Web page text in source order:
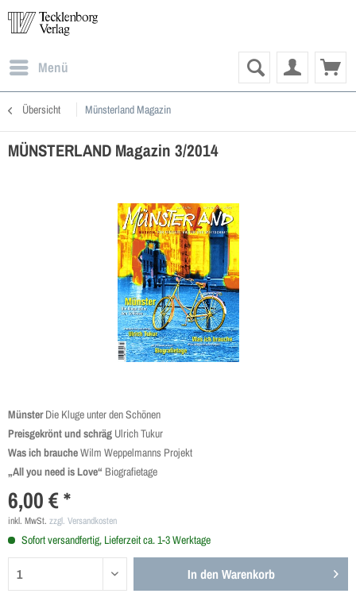
Menü
Übersicht Münsterland Magazin
MÜNSTERLAND Magazin 3/2014
MünsterDie Kluge unter den Schönen
Preisgekrönt und schräg Ulrich Tukur
Was ich braucheWilm Weppelmanns Projekt
„All you need is Love“ Biografietage
6,00 € *
inkl. MwSt. zzgl. Versandkosten
Sofort versandfertig, Lieferzeit ca. 1-3 Werktage
In den Warenkorb